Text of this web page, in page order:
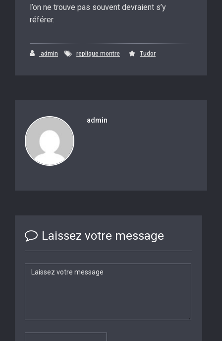
l’on ne trouve pas souvent devraient s’y
référer.
admin replique montre Tudor
admin
Laissez votre message